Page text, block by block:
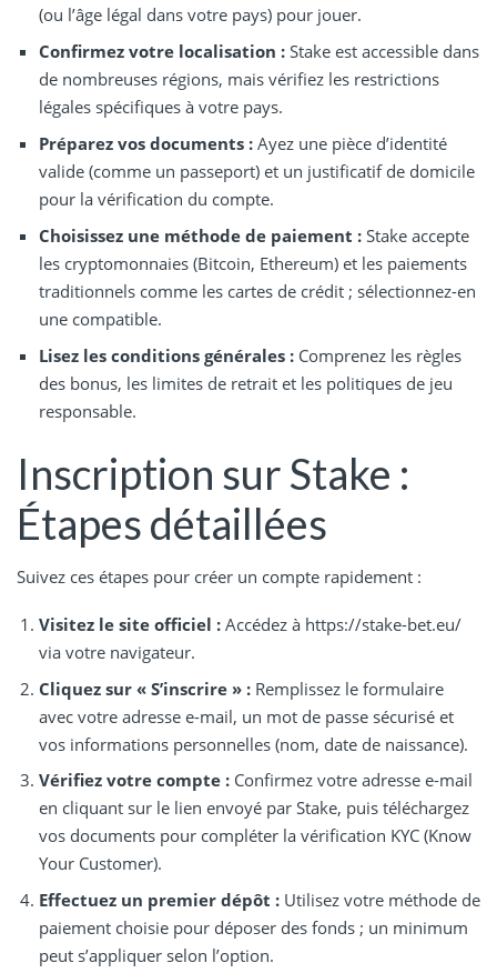
(ou l’âge légal dans votre pays) pour jouer.
Confirmez votre localisation : Stake est accessible dans
de nombreuses régions, mais vérifiez les restrictions
légales spécifiques à votre pays.
Préparez vos documents : Ayez une pièce d’identité
valide (comme un passeport) et un justificatif de domicile
pour la vérification du compte.
Choisissez une méthode de paiement : Stake accepte
les cryptomonnaies (Bitcoin, Ethereum) et les paiements
traditionnels comme les cartes de crédit ; sélectionnez-en
une compatible.
Lisez les conditions générales : Comprenez les règles
des bonus, les limites de retrait et les politiques de jeu
responsable.
Inscription sur Stake :
Étapes détaillées
Suivez ces étapes pour créer un compte rapidement :
Visitez le site officiel : Accédez à https://stake-bet.eu/
via votre navigateur.
Cliquez sur « S’inscrire » : Remplissez le formulaire
avec votre adresse e-mail, un mot de passe sécurisé et
vos informations personnelles (nom, date de naissance).
Vérifiez votre compte : Confirmez votre adresse e-mail
en cliquant sur le lien envoyé par Stake, puis téléchargez
vos documents pour compléter la vérification KYC (Know
Your Customer).
Effectuez un premier dépôt : Utilisez votre méthode de
paiement choisie pour déposer des fonds ; un minimum
peut s’appliquer selon l’option.